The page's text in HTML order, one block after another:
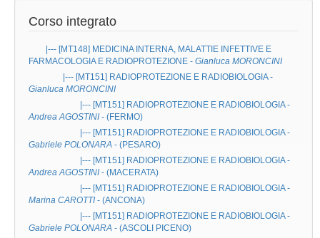
Corso integrato
|--- [MT148] MEDICINA INTERNA, MALATTIE INFETTIVE E
FARMACOLOGIA E RADIOPROTEZIONE - Gianluca MORONCINI
|--- [MT151] RADIOPROTEZIONE E RADIOBIOLOGIA-
Gianluca MORONCINI
|--- [MT151] RADIOPROTEZIONE E RADIOBIOLOGIA-
Andrea AGOSTINI - (FERMO)
|--- [MT151] RADIOPROTEZIONE E RADIOBIOLOGIA-
Gabriele POLONARA - (PESARO)
|--- [MT151] RADIOPROTEZIONE E RADIOBIOLOGIA-
Andrea AGOSTINI - (MACERATA)
|--- [MT151] RADIOPROTEZIONE E RADIOBIOLOGIA-
Marina CAROTTI - (ANCONA)
|--- [MT151] RADIOPROTEZIONE E RADIOBIOLOGIA-
Gabriele POLONARA - (ASCOLI PICENO)